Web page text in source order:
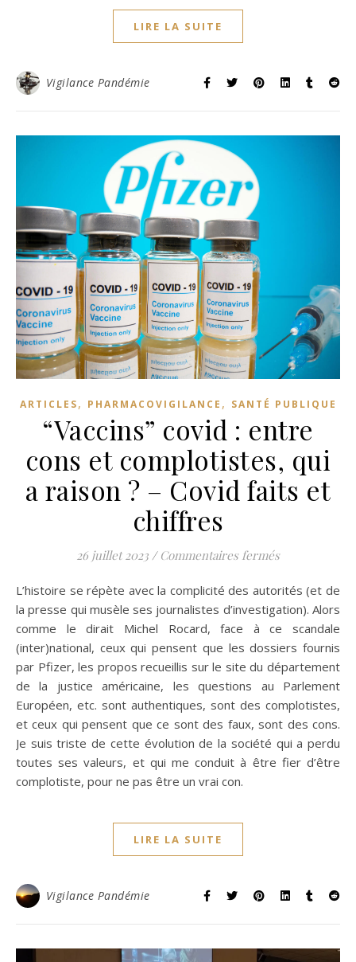
LIRE LA SUITE
Vigilance Pandémie
ARTICLES, PHARMACOVIGILANCE , SANTÉ PUBLIQUE
“Vaccins” covid : entre
cons et complotistes, qui
a raison ? – Covid faits et
chiffres
26 juillet 2023 / Commentaires ferméssur
L’histoire se répète avec la complicité des autorités (et de
la presse qui musèle ses journalistes d’investigation). Alors
comme le dirait Michel Rocard, face à ce scandale
(inter)national, ceux qui pensent que les dossiers fournis
par Pfizer, les propos recueillis sur le site du département
de la justice américaine, les questions au Parlement
Européen, etc. sont authentiques, sont des complotistes,
et ceux qui pensent que ce sont des faux, sont des cons.
Je suis triste de cette évolution de la société qui a perdu
toutes ses valeurs, et qui me conduit à être fier d’être
complotiste, pour ne pas être un vrai con.
LIRE LA SUITE
Vigilance Pandémie